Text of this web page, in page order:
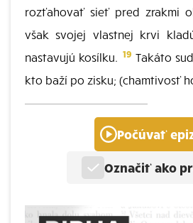
rozťahovať sieť pred zrakmi
však svojej vlastnej krvi
nastavujú kosílku. 19 Takáto
kto baží po zisku; (chamtivosť
Počúvať
Označiť ako